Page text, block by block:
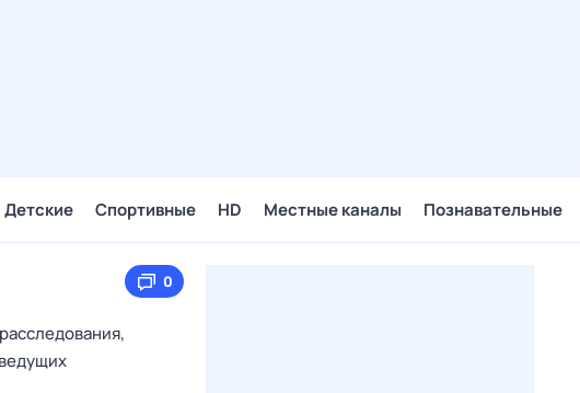
Детские Спортивные HD Местные каналы Познавательные
0